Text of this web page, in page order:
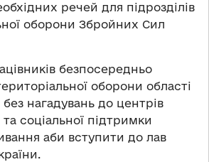
речей для підрозділів
оборони Збройних Сил
безпосередньо
оборони області
нагадувань до центрів
соціальної підтримки
аби вступити до лав